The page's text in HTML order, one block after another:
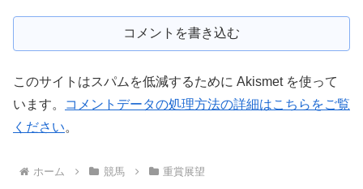
コメントを書き込む
このサイトはスパムを低減するために Akismet を使って
います。
コメントデータの処理方法の詳細はこちらをご覧
ください。
ホーム 競馬 重賞展望